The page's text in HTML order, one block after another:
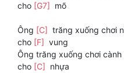
cho [G7] mõ
Ông [C] trăng xuống chơi
cho [F] vung
Ông trăng xuống chơi
cho [C] nhựa